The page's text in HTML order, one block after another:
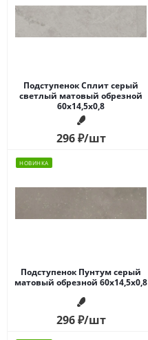
Подступенок Сплит серый
светлый матовый обрезной
60x14,5x0,8
296₽/шт
НОВИНКА
Подступенок Пунтум серый
матовый обрезной 60x14,5x0,8
296₽/шт